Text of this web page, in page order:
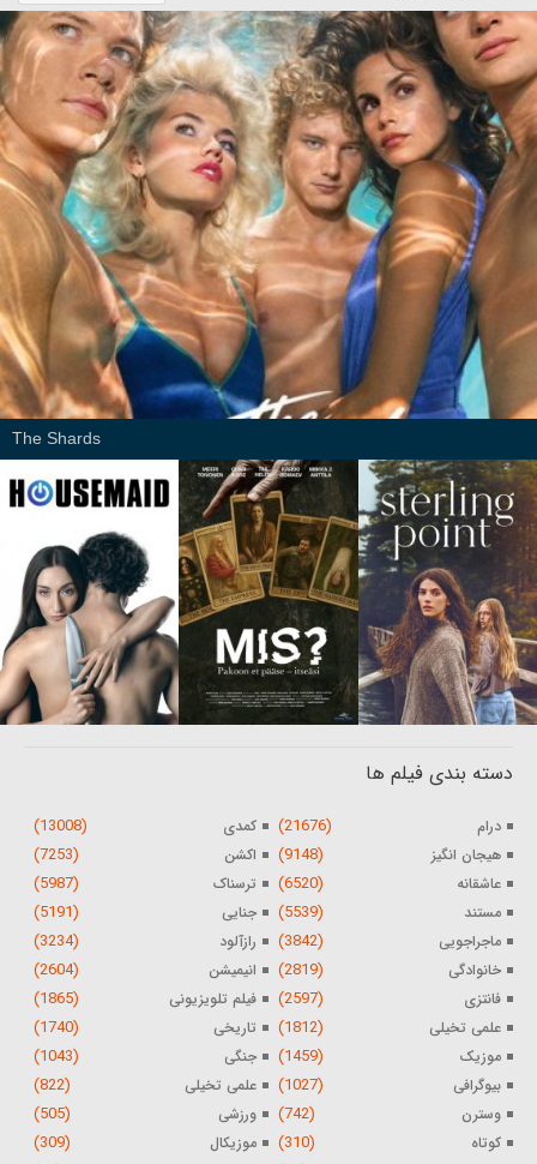
The Shards
دسته بندی فیلم ها
درام (21676) کمدی (13008)
هیجان انگیز (9148) اکشن (7253)
عاشقانه (6520) ترسناک (5987)
مستند (5539) جنایی (5191)
ماجراجویی (3842) رازآلود (3234)
خانوادگی (2819) انیمیشن (2604)
فانتزی (2597) فیلم تلویزیونی (1865)
علمی تخیلی (1812) تاریخی (1740)
موزیک (1459) جنگی (1043)
بیوگرافی (1027) علمی تخیلی (822)
وسترن (742) ورزشی (505)
کوتاه (310) موزیکال (309)